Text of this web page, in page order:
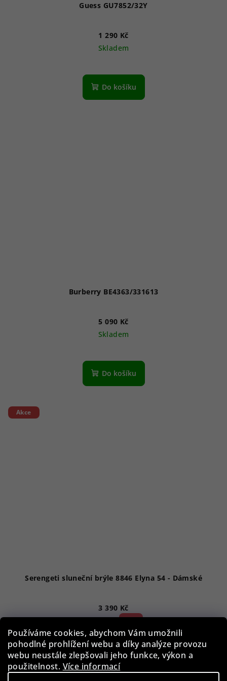
Používáme cookies, abychom Vám umožnili
pohodlné prohlížení webu a díky analýze provozu
webu neustále zlepšovali jeho funkce, výkon a
použitelnost. Více informací
Guess GU7852/32Y
1 290 Kč
Skladem
Do košíku
Burberry BE4363/331613
5 090 Kč
Skladem
Do košíku
Akce
Serengeti sluneční brýle 8846 Elyna 54 - Dámské
3 390 Kč
7 090 Kč
52 %)
Skladem
Do košíku